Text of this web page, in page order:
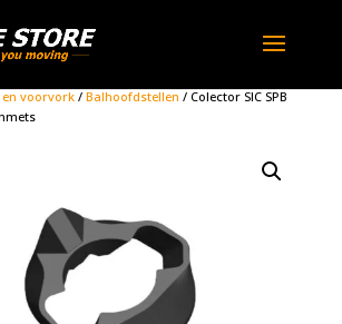
voorvork/ Balhoofdstellen / Colector SIC SPB